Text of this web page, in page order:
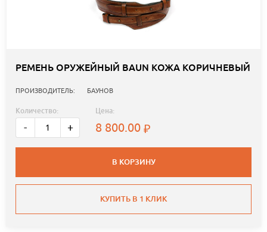
РЕМЕНЬ ОРУЖЕЙНЫЙ BAUN КОЖА КОРИЧНЕВЫЙ
ПРОИЗВОДИТЕЛЬ: БАУНОВ
Количество:
- +
Цена:
8 800.00
В КОРЗИНУ
КУПИТЬ В 1 КЛИК